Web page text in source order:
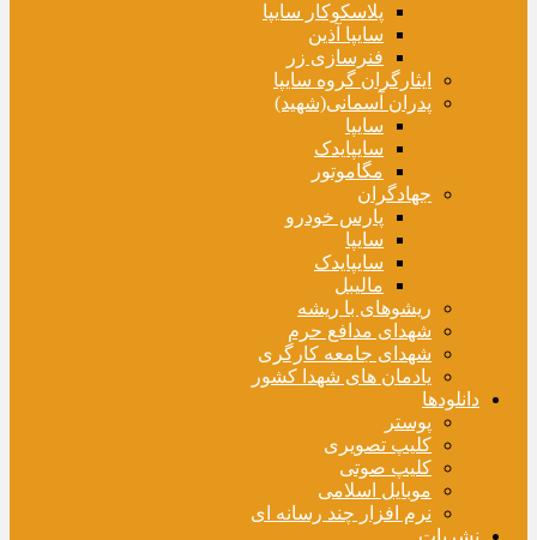
پلاسکوکار سایپا
سایپا آذین
فنرسازی زر
ایثارگران گروه سایپا
پدران آسمانی(شهید)
سایپا
سایپایدک
مگاموتور
جهادگران
پارس خودرو
سایپا
سایپایدک
مالیبل
ریشوهای با ریشه
شهدای مدافع حرم
شهدای جامعه کارگری
یادمان های شهدا کشور
دانلودها
پوستر
کلیپ تصویری
کلیپ صوتی
موبایل اسلامی
نرم افزار چند رسانه ای
نشریات